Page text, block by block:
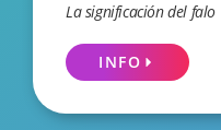
La significación del falo
INFO